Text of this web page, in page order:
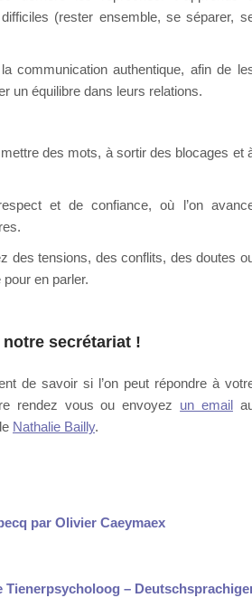
(rester ensemble, se séparer,
communication authentique, afin de
un équilibre dans leurs relations.
des mots, à sortir des blocages et
et de confiance, où l’on
des tensions, des conflits, des doutes
en parler.
notre secrétariat !
de savoir si l’on peut répondre à
rendez vous ou envoyez un email
Nathalie Bailly.
par Olivier Caeymaex
–